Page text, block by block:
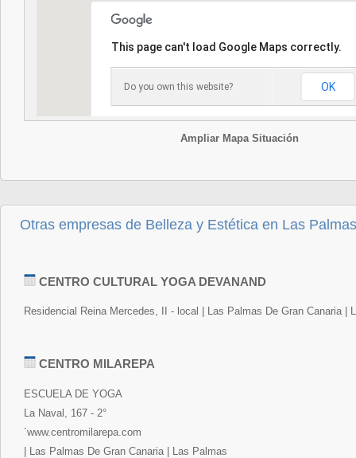
This page can't load Google Maps correctly.
Do you own this website? OK
Ampliar Mapa Situación
Otras empresas de Belleza y Estética en Las
CENTRO CULTURAL YOGA DEVANAND
Residencial Reina Mercedes, II - local | Las Palmas De Gran Canaria |
CENTRO MILAREPA
ESCUELA DE YOGA
La Naval, 167 - 2°
´www.centromilarepa.com
| Las Palmas De Gran Canaria | Las Palmas